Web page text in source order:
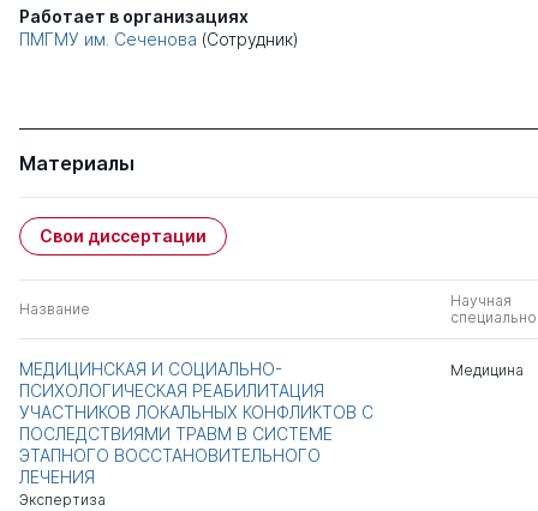
Работает в организациях
ПМГМУ им. Сеченова (Сотрудник)
Материалы
Свои диссертации
Название
Научная
МЕДИЦИНСКАЯ И СОЦИАЛЬНО-
ПСИХОЛОГИЧЕСКАЯ РЕАБИЛИТАЦИЯ
УЧАСТНИКОВ ЛОКАЛЬНЫХ КОНФЛИКТОВ С
ПОСЛЕДСТВИЯМИ ТРАВМ В СИСТЕМЕ
ЭТАПНОГО ВОССТАНОВИТЕЛЬНОГО
ЛЕЧЕНИЯ
Экспертиза
Медицина